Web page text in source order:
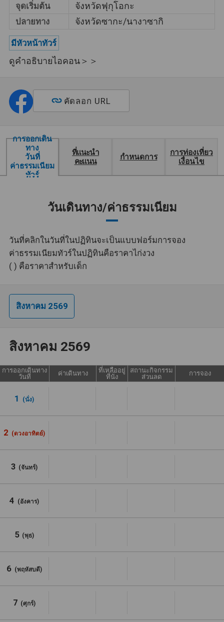
จุดเริ่มต้น จังหวัดฟุกุโอกะ
ปลายทาง จังหวัดซากะ/นางาซากิ
มีหัวหน้าทัวร์
ดูคำอธิบายไอคอน＞＞
คัดลอก URL
การออกเดิน
ทาง
วันที่
ค่าธรรมเนียม
ทัวร์
ที่แนะนำ
คะแนน
กำหนดการ
การท่องเที่ยว
เงื่อนไข
วันเดินทาง/ค่าธรรมเนียม
วันที่คลิกในวันที่ในปฏิทินจะเป็นแบบฟอร์มการจอง
ค่าธรรมเนียมทัวร์ในปฏิทินคือราคาไก่งวง
( ) คือราคาสำหรับเด็ก
สิงหาคม 2569
สิงหาคม 2569
การออกเดินทาง
วันที่
ค่าเดินทาง
ที่เหลืออยู่
ที่นั่ง
สถานะกิจกรรม
ส่วนลด
การจอง
1 (นั่ง)
2 (ดวงอาทิตย์)
3 (จันทร์)
4 (อังคาร)
5 (พุธ)
6 (พฤหัสบดี)
7 (ศุกร์)
ทัวร์นี้ได้รับการออกแบบมาเพื่อเยี่ยมชม
คู่รักเท่านั้น
2 ที่นั่งต่อคนต่อ
รถบัส
1 คนสามารถนั่งได้ 2 ที่นั่งในรถบัส 1
คัน